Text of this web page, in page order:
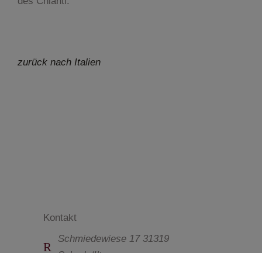
zurück nach Italien
Kontakt
Schmiedewiese 17 31319